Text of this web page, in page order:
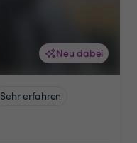
Neu dabei
Sehr erfahren